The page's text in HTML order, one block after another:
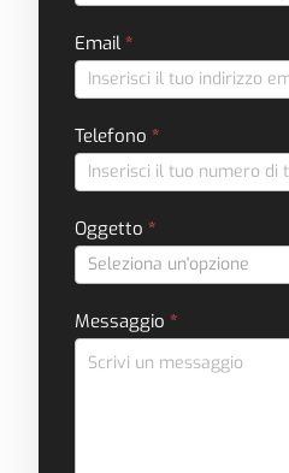
Email*
Telefono*
Oggetto*
Messaggio*